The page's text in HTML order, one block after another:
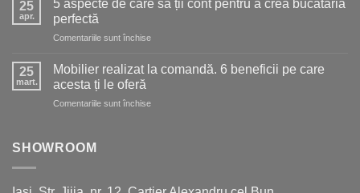
moderne
mai
spațiu
25
apr.
5 aspecte de care să ții cont pentru a crea bucătăria
perfectă
Comentariile sunt închisepentru
să
bucătăria
25
mart.
Mobilier realizat la comandă. 6 beneficii pe care
acesta ți le oferă
Comentariile sunt închisepentru
SHOWROOM